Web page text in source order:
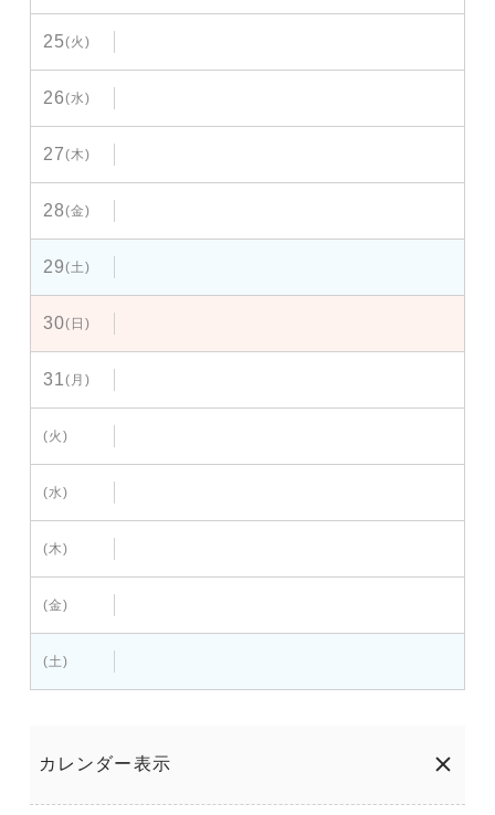
25(火)
26(水)
27(木)
28(金)
29(土)
30(日)
31(月)
(火)
(水)
(木)
(金)
(土)
カレンダー表示